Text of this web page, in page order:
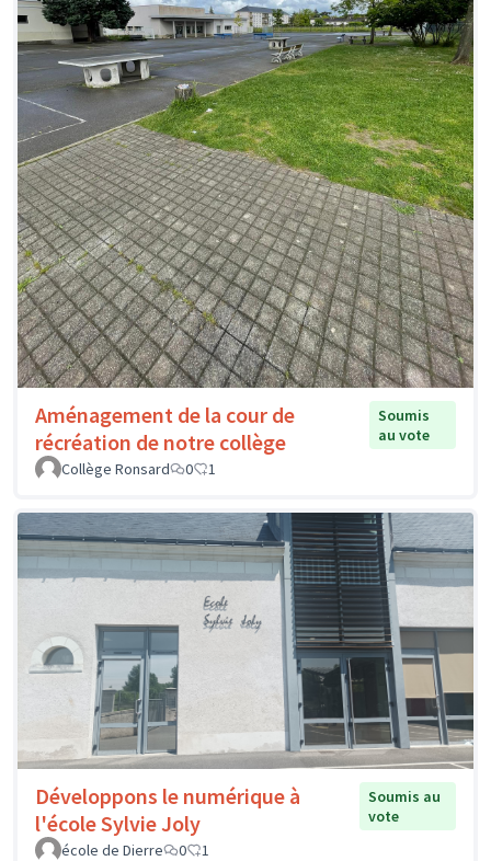
Aménagement de la cour de
récréation de notre collège
Soumis
au vote
Collège Ronsard
0 1
Développons le numérique à
l'école Sylvie Joly
Soumis au
vote
école de Dierre
0 1